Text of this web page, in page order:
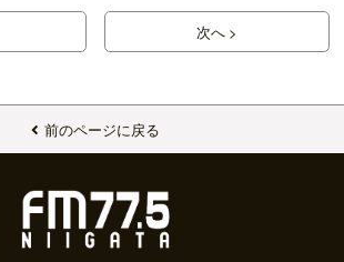
次へ >
前のページに戻る